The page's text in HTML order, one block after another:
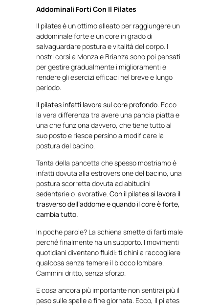
Addominali Forti Con Il Pilates
Il pilates è un ottimo alleato per raggiungere un
addominale forte e un core in grado di
salvaguardare postura e vitalità del corpo. I
nostri corsi a Monza e Brianza sono poi pensati
per gestire gradualmente i miglioramenti e
rendere gli esercizi efficaci nel breve e lungo
periodo.
Il pilates infatti lavora sul core profondo. Ecco
la vera differenza tra avere una pancia piatta e
una che funziona davvero, che tiene tutto al
suo posto e riesce persino a modificare la
postura del bacino.
Tanta della pancetta che spesso mostriamo è
infatti dovuta alla estroversione del bacino, una
postura scorretta dovuta ad abitudini
sedentarie o lavorative.Con il pilates si lavora il
trasverso dell’addome e quando il core è forte,
cambia tutto.
In poche parole? La schiena smette di farti male
perché finalmente ha un supporto. I movimenti
quotidiani diventano fluidi: ti chini a raccogliere
qualcosa senza temere il blocco lombare.
Cammini dritto, senza sforzo.
E cosa ancora più importante non sentirai più il
peso sulle spalle a fine giornata. Ecco, il pilates